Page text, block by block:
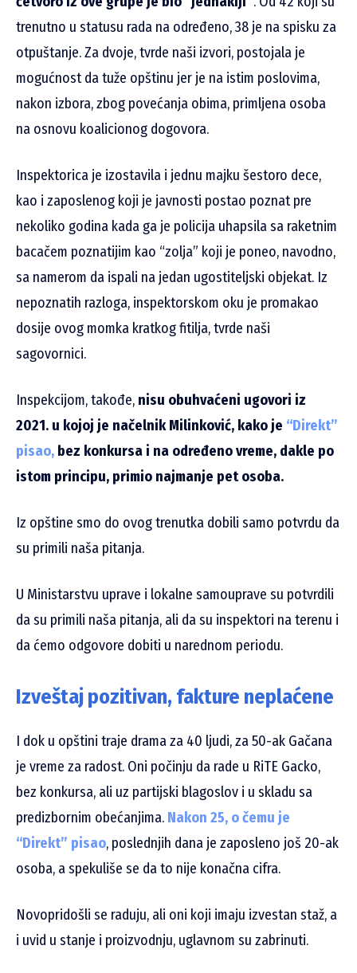
trenutno u statusu rada na određeno, 38 je na spisku za
otpuštanje. Za dvoje, tvrde naši izvori, postojala je
mogućnost da tuže opštinu jer je na istim poslovima,
nakon izbora, zbog povećanja obima, primljena osoba
na osnovu koalicionog dogovora.
Inspektorica je izostavila i jednu majku šestoro dece,
kao i zaposlenog koji je javnosti postao poznat pre
nekoliko godina kada ga je policija uhapsila sa raketnim
bacačem poznatijim kao “zolja” koji je poneo, navodno,
sa namerom da ispali na jedan ugostiteljski objekat. Iz
nepoznatih razloga, inspektorskom oku je promakao
dosije ovog momka kratkog fitilja, tvrde naši
sagovornici.
Inspekcijom, takođe, nisu obuhvaćeni ugovori iz
2021. u kojoj je načelnik Milinković, kako je “Direkt”
pisao, bez konkursa i na određeno vreme, dakle po
istom principu, primio najmanje pet osoba.
Iz opštine smo do ovog trenutka dobili samo potvrdu da
su primili naša pitanja.
U Ministarstvu uprave i lokalne samouprave su potvrdili
da su primili naša pitanja, ali da su inspektori na terenu i
da ćemo odgovore dobiti u narednom periodu.
Izveštaj pozitivan, fakture neplaćene
I dok u opštini traje drama za 40 ljudi, za 50-ak Gačana
je vreme za radost. Oni počinju da rade u RiTE Gacko,
bez konkursa, ali uz partijski blagoslov i u skladu sa
predizbornim obećanjima. Nakon 25, o čemu je
“Direkt” pisao, poslednjih dana je zaposleno još 20-ak
osoba, a spekuliše se da to nije konačna cifra.
Novopridošli se raduju, ali oni koji imaju izvestan staž, a
i uvid u stanje i proizvodnju, uglavnom su zabrinuti.